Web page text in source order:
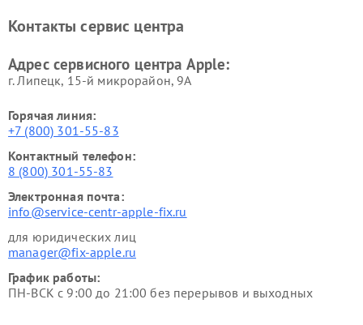
Контакты сервис центра
Адрес сервисного центра Apple:
г. Липецк, 15-й микрорайон, 9А
Горячая линия:
+7 (800) 301-55-83
Контактный телефон:
8 (800) 301-55-83
Электронная почта:
info@service-centr-apple-fix.ru
для юридических лиц
manager@fix-apple.ru
График работы:
ПН-ВСК с 9:00 до 21:00 без перерывов и выходных